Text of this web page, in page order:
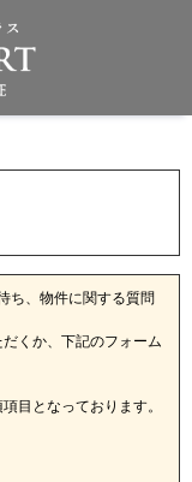
ち、物件に関する質問
くか、下記のフォーム
目となっております。